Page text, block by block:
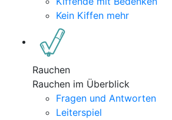
Kein Kiffen mehr
Rauchen
Rauchen im Überblick
Fragen und Antworten
Leiterspiel